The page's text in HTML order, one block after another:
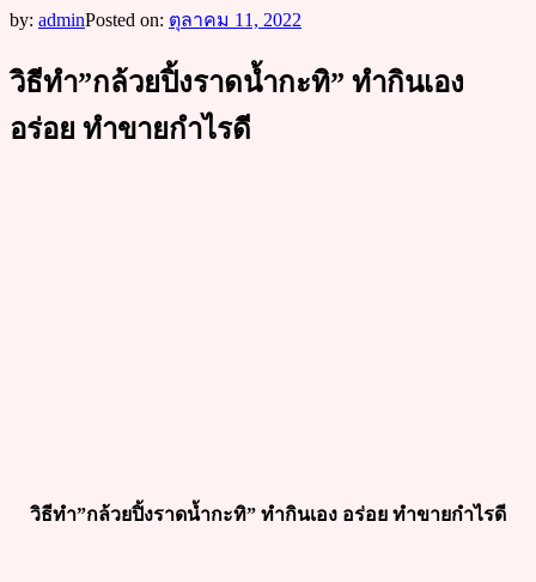
by: adminPosted on: ตุลาคม 11, 2022
วิธีทำ”กล้วยปิ้งราดน้ำกะทิ” ทำกินเอง
อร่อย ทำขายกำไรดี
วิธีทำ”กล้วยปิ้งราดน้ำกะทิ” ทำกินเอง อร่อย ทำขายกำไรดี